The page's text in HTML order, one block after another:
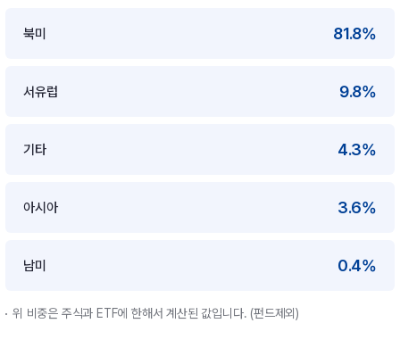
북미 81.8%
서유럽 9.8%
기타 4.3%
아시아 3.6%
남미 0.4%
위 비중은 주식과 ETF에 한해서 계산된 값입니다. (펀드제외)